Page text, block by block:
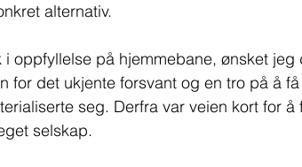
alternativ.
oppfyllelse på hjemmebane, ønsket
for det ukjente forsvant og en tro på å
seg. Derfra var veien kort for å
selskap.